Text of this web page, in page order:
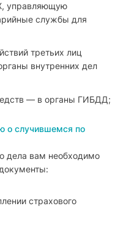
управляющую
службы для
третьих лиц
внутренних дел
— в органы ГИБДД;
о случившемся по
дела вам необходимо
страхового